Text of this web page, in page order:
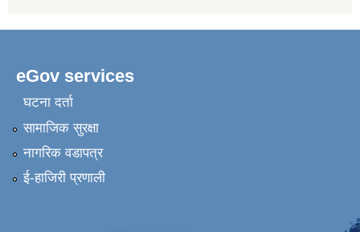
eGov services
घटना दर्ता
सामाजिक सुरक्षा
नागरिक वडापत्र
ई-हाजिरी प्रणाली